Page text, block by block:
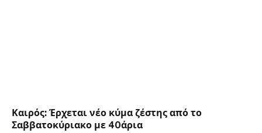
Καιρός: Έρχεται νέο κύμα ζέστης από το
Σαββατοκύριακο με 40άρια